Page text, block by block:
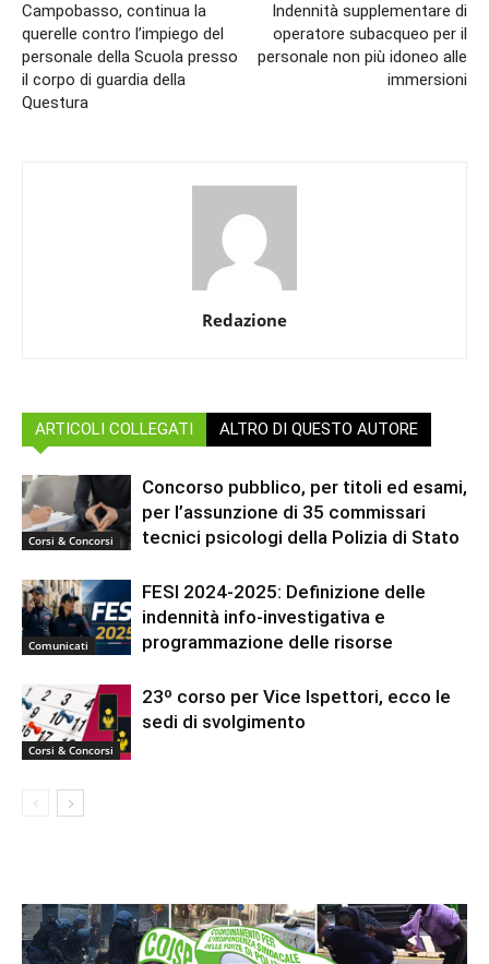
Campobasso, continua la
querelle contro l’impiego del
personale della Scuola presso
il corpo di guardia della
Questura
Indennità supplementare di
operatore subacqueo per il
personale non più idoneo alle
immersioni
Redazione
ARTICOLI COLLEGATI ALTRO DI QUESTO AUTORE
Corsi & Concorsi
Concorso pubblico, per titoli ed esami,
per l’assunzione di 35 commissari
tecnici psicologi della Polizia di Stato
Comunicati
FESI 2024-2025: Definizione delle
indennità info-investigativa e
programmazione delle risorse
Corsi & Concorsi
23º corso per Vice Ispettori, ecco le
sedi di svolgimento